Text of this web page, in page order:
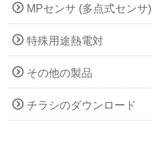
MPセンサ (多点式センサ)
特殊用途熱電対
その他の製品
チラシのダウンロード